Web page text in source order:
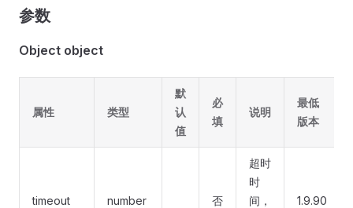
参数
Object object
属性 类型
默
认
值
必
填
说明
最低
版本
timeout number 否
超时
时
间，
1.9.90